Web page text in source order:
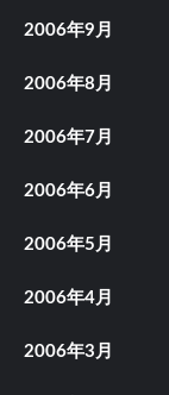
2006年9月
2006年8月
2006年7月
2006年6月
2006年5月
2006年4月
2006年3月